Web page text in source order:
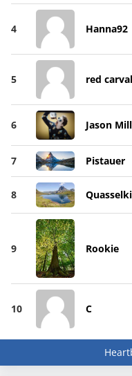
4 Hanna92
5 red
6 Jason
7 Pistauer
8
9 Rookie
10 C